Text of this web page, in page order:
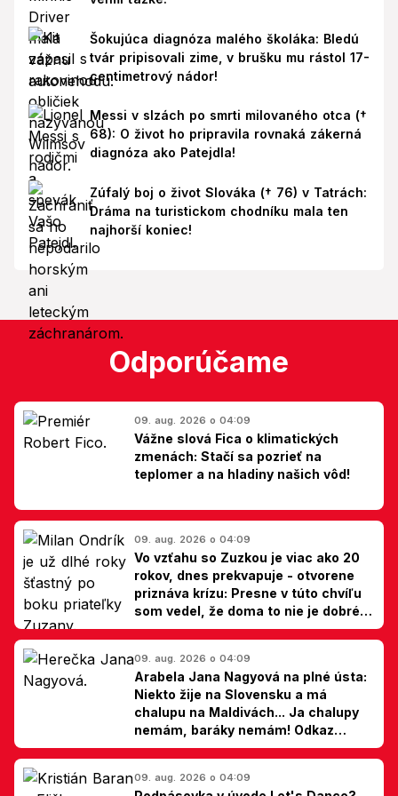
Šokujúca diagnóza malého školáka: Bledú
tvár pripisovali zime, v brušku mu rástol 17-
centimetrový nádor!
Messi v slzách po smrti milovaného otca (†
68): O život ho pripravila rovnaká zákerná
diagnóza ako Patejdla!
Zúfalý boj o život Slováka († 76) v Tatrách:
Dráma na turistickom chodníku mala ten
najhorší koniec!
Odporúčame
09. aug. 2026 o 04:09
Vážne slová Fica o klimatických
zmenách: Stačí sa pozrieť na
teplomer a na hladiny našich vôd!
09. aug. 2026 o 04:09
Vo vzťahu so Zuzkou je viac ako 20
rokov, dnes prekvapuje - otvorene
priznáva krízu: Presne v túto chvíľu
som vedel, že doma to nie je dobré,
hovorí Milan Ondrík
09. aug. 2026 o 04:09
Arabela Jana Nagyová na plné ústa:
Niekto žije na Slovensku a má
chalupu na Maldivách... Ja chalupy
nemám, baráky nemám! Odkaz
Slovákom
09. aug. 2026 o 04:09